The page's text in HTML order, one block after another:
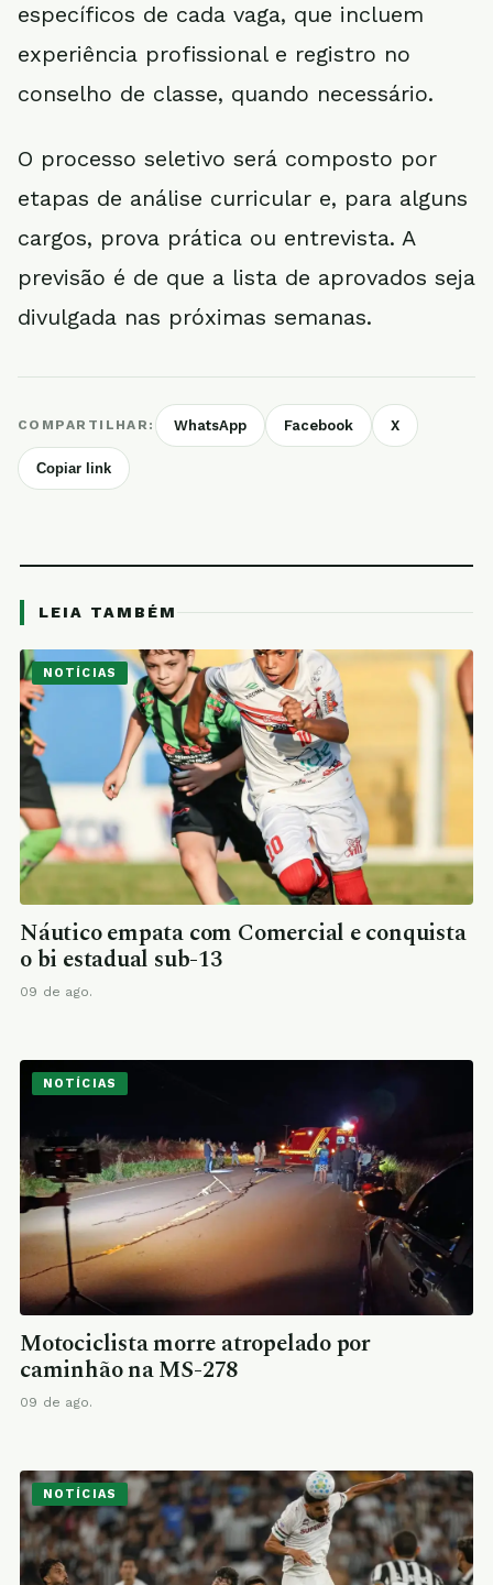
específicos de cada vaga, que incluem
experiência profissional e registro no
conselho de classe, quando necessário.
O processo seletivo será composto por
etapas de análise curricular e, para alguns
cargos, prova prática ou entrevista. A
previsão é de que a lista de aprovados seja
divulgada nas próximas semanas.
COMPARTILHAR: WhatsApp Facebook X
Copiar link
LEIA TAMBÉM
NOTÍCIAS
Náutico empata com Comercial e conquista
o bi estadual sub-13
09 de ago.
NOTÍCIAS
Motociclista morre atropelado por
caminhão na MS-278
09 de ago.
NOTÍCIAS